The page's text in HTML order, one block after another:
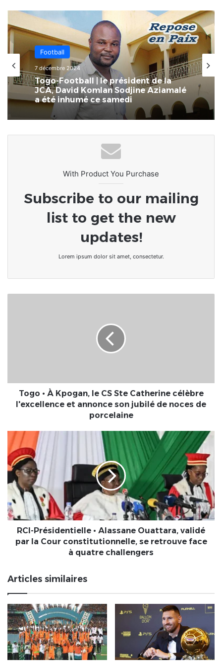
Football
7 décembre 2024
Togo-Football | le président de la
JCA, David Komlan Sodjine Aziamalé
a été inhumé ce samedi
Football
26 novembre 2024
Kangni KUEVIDJIN, le nouveau
patron du département
With Product You Purchase
Subscribe to our mailing
list to get the new
updates!
Lorem ipsum dolor sit amet, consectetur.
célèbre
l'excellence
jubilé
de
noces
de
porcelaine
Togo • À Kpogan, le CS Ste Catherine célèbre
l'excellence et annonce son jubilé de noces de
porcelaine
RCI-
Présidentielle
•
Alassane
Ouattara,
validé
par
la
Cour
constitutionnelle,
quatre
challengers
RCI-Présidentielle • Alassane Ouattara, validé
par la Cour constitutionnelle, se retrouve face
à quatre challengers
Articles similaires